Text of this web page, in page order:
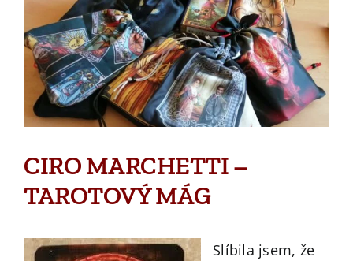
Larger
Image
CIRO MARCHETTI –
TAROTOVÝ MÁG
Slíbila jsem, že